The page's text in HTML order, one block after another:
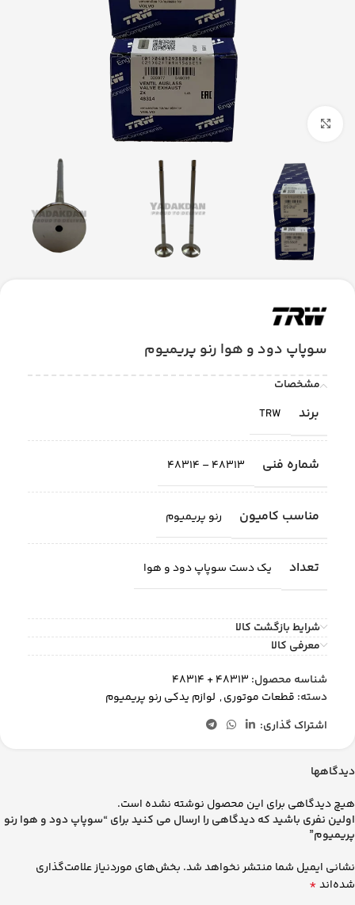
سوپاپ دود و هوا رنو پریمیوم
مشخصات
برند TRW
شماره فنی 48313 – 48314
مناسب کامیون رنو پریمیوم
تعداد یک دست سوپاپ دود و هوا
شرایط بازگشت کالا
معرفی کالا
شناسه محصول: 48313 + 48314
دسته: قطعات موتوری, لوازم یدکی رنو پریمیوم
اشتراک گذاری:
دیدگاهها
هیچ دیدگاهی برای این محصول نوشته نشده است.
اولین نفری باشید که دیدگاهی را ارسال می کنید برای “سوپاپ دود و هوا رنو
پریمیوم”
نشانی ایمیل شما منتشر نخواهد شد. بخش‌های موردنیاز علامت‌گذاری
شده‌اند*